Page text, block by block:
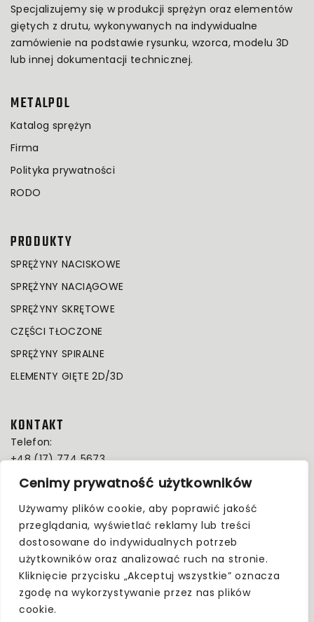
Cenimy prywatność użytkowników
Używamy plików cookie, aby poprawić jakość
przeglądania, wyświetlać reklamy lub treści
dostosowane do indywidualnych potrzeb
użytkowników oraz analizować ruch na stronie.
Kliknięcie przycisku „Akceptuj wszystkie” oznacza
zgodę na wykorzystywanie przez nas plików
cookie.
Specjalizujemy się w produkcji sprężyn oraz elementów
giętych z drutu, wykonywanych na indywidualne
zamówienie na podstawie rysunku, wzorca, modelu 3D
lub innej dokumentacji technicznej.
METALPOL
Katalog sprężyn
Firma
Polityka prywatności
RODO
PRODUKTY
SPRĘŻYNY NACISKOWE
SPRĘŻYNY NACIĄGOWE
SPRĘŻYNY SKRĘTOWE
CZĘŚCI TŁOCZONE
SPRĘŻYNY SPIRALNE
ELEMENTY GIĘTE 2D/3D
KONTAKT
Telefon:
+48 (17) 774 5673
E-MAIL:
info@mtlpl.eu
Adres:
Al. Kwiatkowskiego 13
39-300 Mielec
Polska